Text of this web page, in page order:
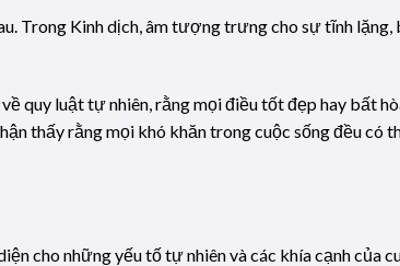
Trong Kinh dịch, âm tượng trưng cho sự tĩnh
quy luật tự nhiên, rằng mọi điều tốt đẹp hay bất
thấy rằng mọi khó khăn trong cuộc sống đều
cho những yếu tố tự nhiên và các khía cạnh của